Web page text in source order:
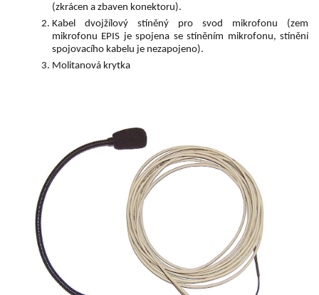
(zkrácen a zbaven konektoru).
Kabel dvojžílový stíněný pro svod mikrofonu (zem
mikrofonu EPIS je spojena se stíněním mikrofonu, stínění
spojovacího kabelu je nezapojeno).
Molitanová krytka